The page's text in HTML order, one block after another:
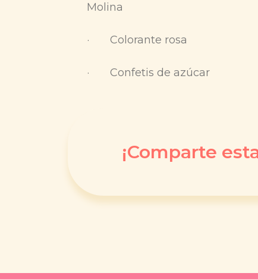
Molina
· Colorante rosa
· Confetis de azúcar
¡Comparte